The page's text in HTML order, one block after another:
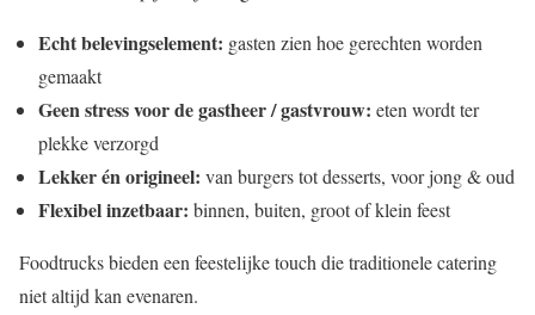
Echt belevingselement: gasten zien hoe gerechten worden
gemaakt
Geen stress voor de gastheer / gastvrouw: eten wordt ter
plekke verzorgd
Lekker én origineel: van burgers tot desserts, voor jong & oud
Flexibel inzetbaar: binnen, buiten, groot of klein feest
Foodtrucks bieden een feestelijke touch die traditionele catering
niet altijd kan evenaren.